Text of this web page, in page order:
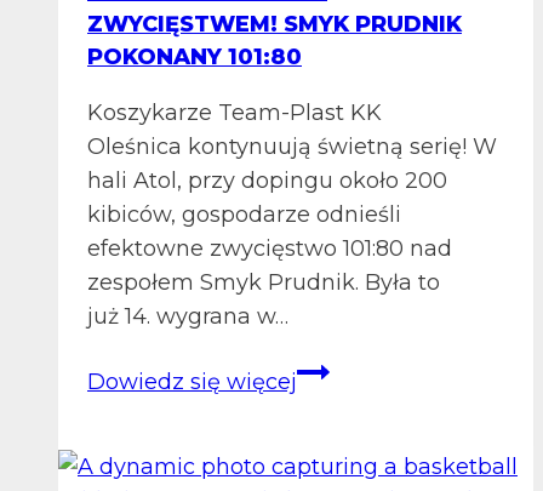
ZWYCIĘSTWEM! SMYK PRUDNIK
POKONANY 101:80
Koszykarze Team-Plast KK
Oleśnica kontynuują świetną serię! W
hali Atol, przy dopingu około 200
kibiców, gospodarze odnieśli
efektowne zwycięstwo 101:80 nad
zespołem Smyk Prudnik. Była to
już 14. wygrana w…
Dowiedz się więcejTeam-
Oleśnica